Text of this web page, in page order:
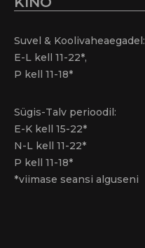
Suvel & Koolivaheaegadel:
E-L kell 11-22*,
P kell 11-18*
Sügis-Talv perioodil:
E-K kell 15-22*
N-L kell 11-22*
P kell 11-18*
*viimase seansi alguseni